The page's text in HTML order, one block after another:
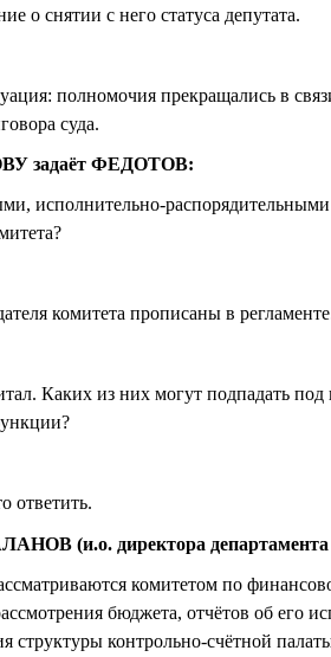
о снятии с него статуса депутата.
полномочия прекращались в
суда.
задаёт ФЕДОТОВ:
исполнительно-
комитета прописаны в
Каких из них могут подпадать под
ответить.
(и.о. директора департамента
комитетом по
бюджета, отчётов об его
структуры контрольно-счётной